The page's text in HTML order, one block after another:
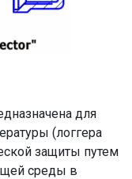
для
(логгера
защиты путем
среды в